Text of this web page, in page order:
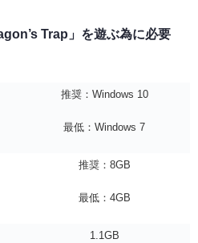
Trap」を遊ぶ為に必要
推奨：Windows 10
最低：Windows 7
推奨：8GB
最低：4GB
1.1GB